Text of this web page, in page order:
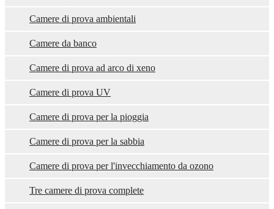
Camere di prova ambientali
Camere da banco
Camere di prova ad arco di xeno
Camere di prova UV
Camere di prova per la pioggia
Camere di prova per la sabbia
Camere di prova per l'invecchiamento da ozono
Tre camere di prova complete